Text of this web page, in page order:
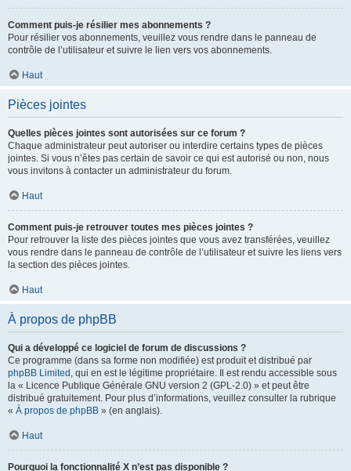
Comment puis-je résilier mes abonnements ?
Pour résilier vos abonnements, veuillez vous rendre dans le panneau de
contrôle de l’utilisateur et suivre le lien vers vos abonnements.
Haut
Pièces jointes
Quelles pièces jointes sont autorisées sur ce forum ?
Chaque administrateur peut autoriser ou interdire certains types de pièces
jointes. Si vous n’êtes pas certain de savoir ce qui est autorisé ou non, nous
vous invitons à contacter un administrateur du forum.
Haut
Comment puis-je retrouver toutes mes pièces jointes ?
Pour retrouver la liste des pièces jointes que vous avez transférées, veuillez
vous rendre dans le panneau de contrôle de l’utilisateur et suivre les liens vers
la section des pièces jointes.
Haut
À propos de phpBB
Qui a développé ce logiciel de forum de discussions ?
Ce programme (dans sa forme non modifiée) est produit et distribué par
phpBB Limited , qui en est le légitime propriétaire. Il est rendu accessible sous
la « Licence Publique Générale GNU version 2 (GPL-2.0) » et peut être
distribué gratuitement. Pour plus d’informations, veuillez consulter la rubrique
« À propos de phpBB » (en anglais).
Haut
Pourquoi la fonctionnalité X n’est pas disponible ?